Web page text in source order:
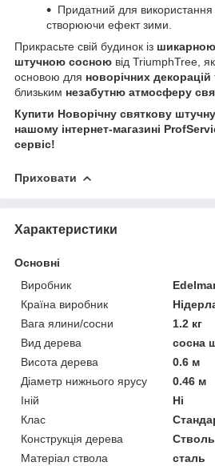
Придатний для використання
створюючи ефект зими.
Прикрасьте свій будинок із
штучною сосною від TriumphTree,
основою для новорічних декорацій
близьким незабутню атмосферу
Купити Новорічну святкову
нашому інтернет-магазині
сервіс!
Приховати
Характеристики
Основні
Виробник
Країна виробник
Вага ялини/сосни
1.2 кг
Вид дерева
сосна
Висота дерева
0.6 м
Діаметр нижнього ярусу
0.46 м
Іній
Ні
Клас
Конструкція дерева
Матеріал ствола
сталь